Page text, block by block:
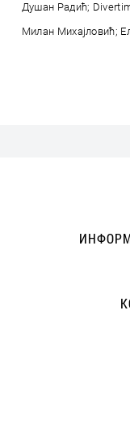
Душан Радић;
Милан Михајловић;